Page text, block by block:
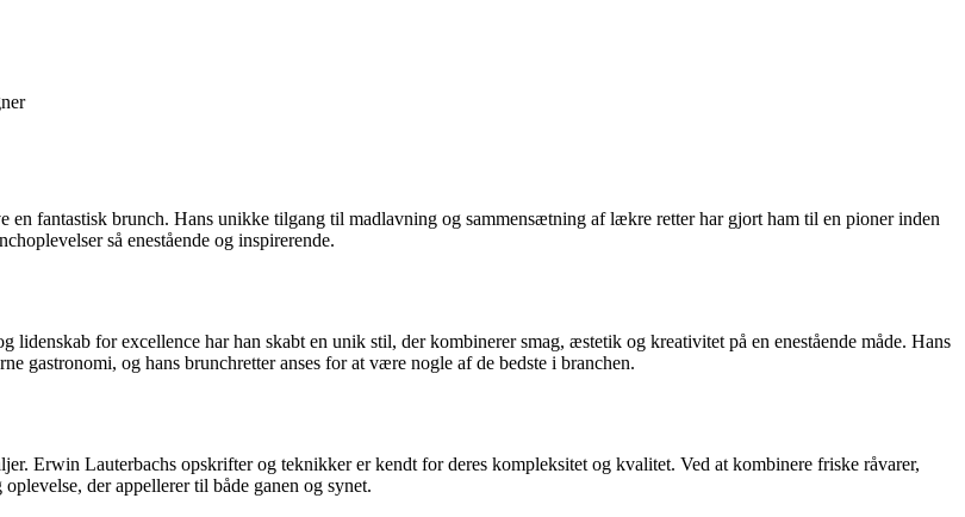
en fantastisk brunch. Hans unikke tilgang til madlavning og sammensætning af lækre retter har gjort ham til en pioner inden
så enestående og inspirerende.
for excellence har han skabt en unik stil, der kombinerer smag, æstetik og kreativitet på en enestående måde. Hans
gastronomi, og hans brunchretter anses for at være nogle af de bedste i branchen.
Erwin Lauterbachs opskrifter og teknikker er kendt for deres kompleksitet og kvalitet. Ved at kombinere friske råvarer,
der appellerer til både ganen og synet.